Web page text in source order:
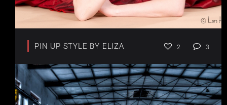
PIN UP STYLE BY ELIZA 2 3